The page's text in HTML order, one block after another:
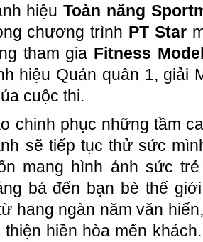
hiệuToàn năng
chương trình PT Star
tham gia Fitness
hiệu Quán quân 1, giải
cuộc thi.
chinh phục những tầm
sẽ tiếp tục thử sức
mang hình ảnh sức
bá đến bạn bè thế
hang ngàn năm văn
thiện hiền hòa mến